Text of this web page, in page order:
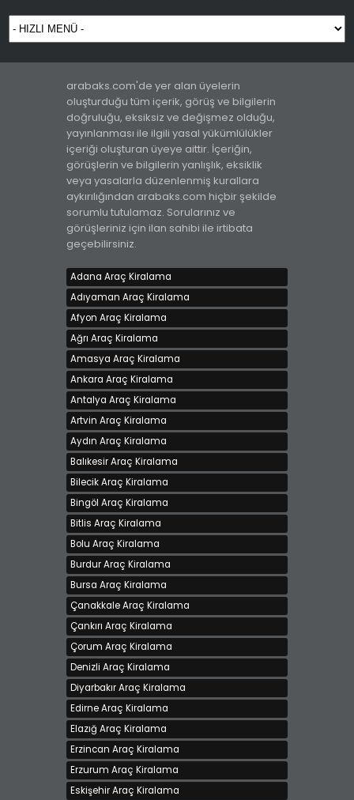
Renault Clio
Kiralama bedeli 1000 TL
Gümüşhane, Merkez
PLUS RENT A CAR ' DAN KİRALIK VOLKSWAGEN
PASSAT
Kiralama bedeli 990 TL
Ankara, Çankaya
ford focus
Kiralama bedeli 1200 TL
İstanbul - Avrupa, Şişli
Demcar Rent a Car'dan Dizel Otomatik Hyundai
Blue Günlük
Kiralama bedeli 750 TL
İstanbul - Anadolu, Ataşehir
arabaks.com'de yer alan üyelerin
oluşturduğu tüm içerik, görüş ve bilgilerin
doğruluğu, eksiksiz ve değişmez olduğu,
yayınlanması ile ilgili yasal yükümlülükler
içeriği oluşturan üyeye aittir. İçeriğin,
görüşlerin ve bilgilerin yanlışlık, eksiklik
veya yasalarla düzenlenmiş kurallara
aykırılığından arabaks.com hiçbir şekilde
sorumlu tutulamaz. Sorularınız ve
görüşleriniz için ilan sahibi ile irtibata
geçebilirsiniz.
Adana Araç Kiralama
Adıyaman Araç Kiralama
Afyon Araç Kiralama
Ağrı Araç Kiralama
Amasya Araç Kiralama
Ankara Araç Kiralama
Antalya Araç Kiralama
Artvin Araç Kiralama
Aydın Araç Kiralama
Balıkesir Araç Kiralama
Bilecik Araç Kiralama
Bingöl Araç Kiralama
Bitlis Araç Kiralama
Bolu Araç Kiralama
Burdur Araç Kiralama
Bursa Araç Kiralama
Çanakkale Araç Kiralama
Çankırı Araç Kiralama
Çorum Araç Kiralama
Denizli Araç Kiralama
Diyarbakır Araç Kiralama
Edirne Araç Kiralama
Elazığ Araç Kiralama
Erzincan Araç Kiralama
Erzurum Araç Kiralama
Eskişehir Araç Kiralama